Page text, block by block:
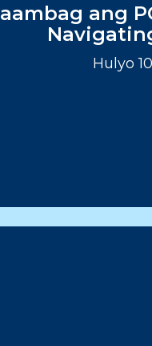
ang
Hulyo